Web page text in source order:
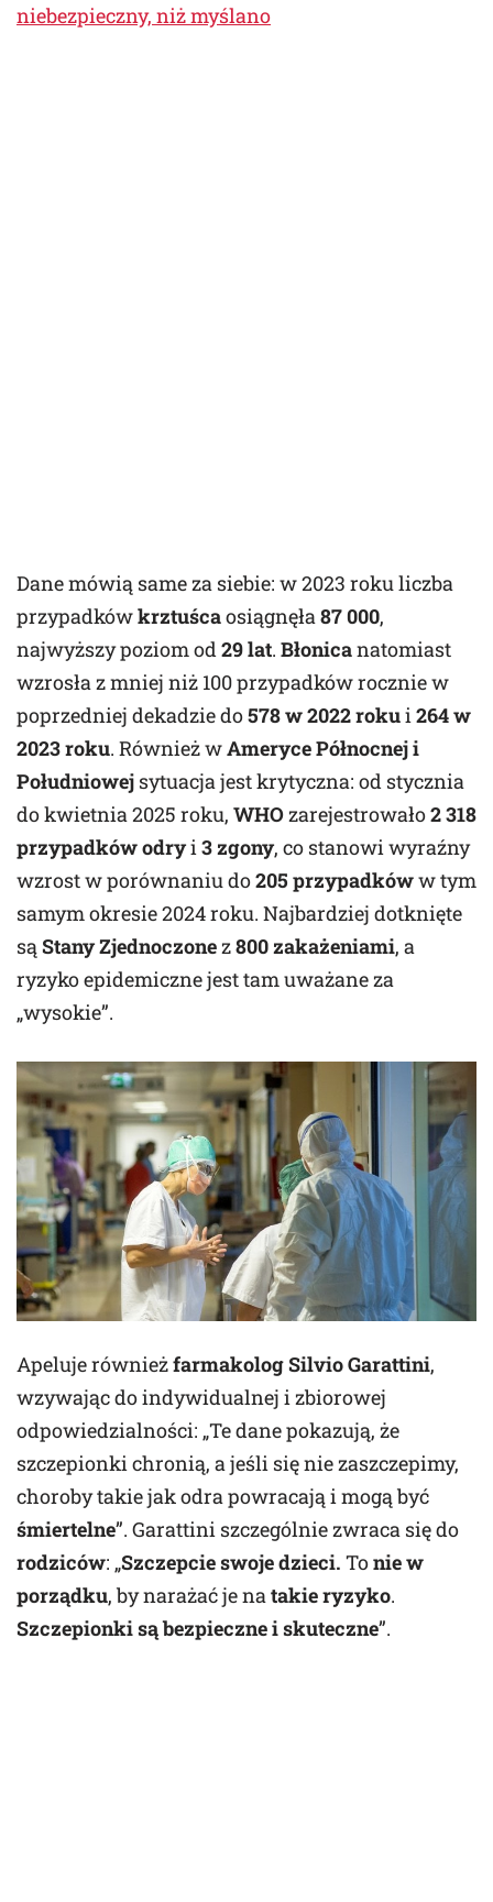
niebezpieczny, niż myślano
Dane mówią same za siebie: w 2023 roku liczba
przypadkówkrztuścaosiągnęła87 000,
najwyższy poziom od29 lat. Błonicanatomiast
wzrosła z mniej niż 100 przypadków rocznie w
poprzedniej dekadzie do578 w 2022 rokui264 w
2023 roku. Również wAmeryce Północnej i
Południowej sytuacja jest krytyczna: od stycznia
do kwietnia 2025 roku, WHOzarejestrowało2 318
przypadków odryi3 zgony, co stanowi wyraźny
wzrost w porównaniu do205 przypadkóww tym
samym okresie 2024 roku. Najbardziej dotknięte
sąStany Zjednoczonez800 zakażeniami, a
ryzyko epidemiczne jest tam uważane za
„wysokie”.
Apeluje równieżfarmakolog Silvio Garattini,
wzywając do indywidualnej i zbiorowej
odpowiedzialności: „Te dane pokazują, że
szczepionki chronią, a jeśli się nie zaszczepimy,
choroby takie jak odra powracają i mogą być
śmiertelne”. Garattini szczególnie zwraca się do
rodziców: „Szczepcie swoje dzieci. Tonie w
porządku, by narażać je natakie ryzyko.
Szczepionki są bezpieczne i skuteczne”.